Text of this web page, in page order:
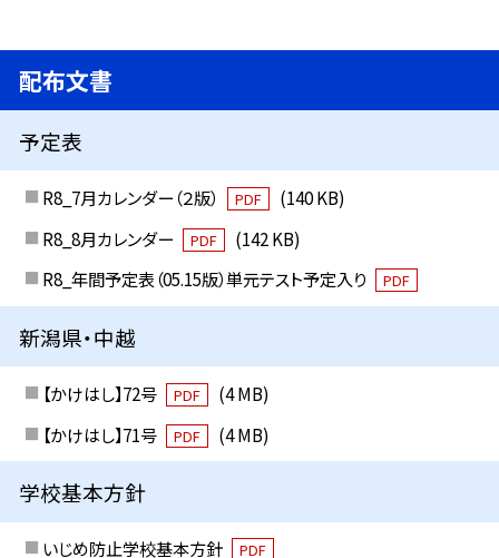
配布文書
予定表
R8_7月カレンダー（２版） PDF
(140 KB)
R8_8月カレンダー
PDF
(142 KB)
R8_年間予定表（05.15版）単元テスト予定入り
PDF
新潟県・中越
【かけはし】72号 PDF
(4 MB)
【かけはし】71号
PDF (4 MB)
学校基本方針
いじめ防止学校基本方針 PDF